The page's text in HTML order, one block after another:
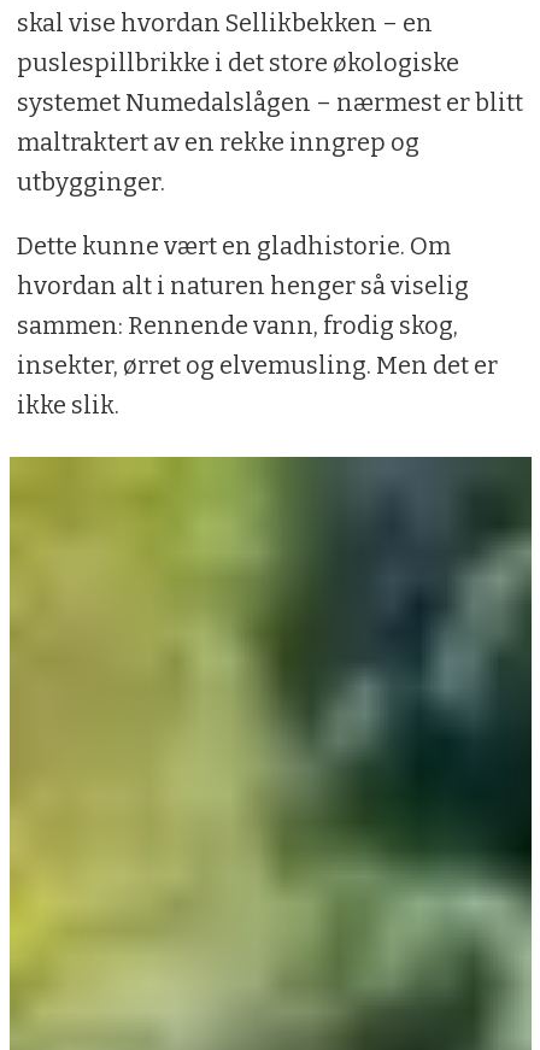
skal vise hvordan Sellikbekken – en
puslespillbrikke i det store økologiske
systemet Numedalslågen – nærmest er blitt
maltraktert av en rekke inngrep og
utbygginger.
Dette kunne vært en gladhistorie. Om
hvordan alt i naturen henger så viselig
sammen: Rennende vann, frodig skog,
insekter, ørret og elvemusling. Men det er
ikke slik.